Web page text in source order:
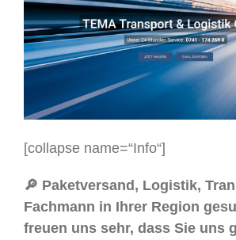
[collapse name=“Info“]
🔎 Paketversand, Logistik,
Fachmann in Ihrer Region
freuen uns sehr, dass Sie uns